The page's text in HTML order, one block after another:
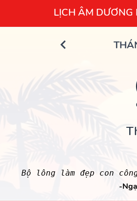
LỊCH ÂM
Bộ lông làm đẹp con
-